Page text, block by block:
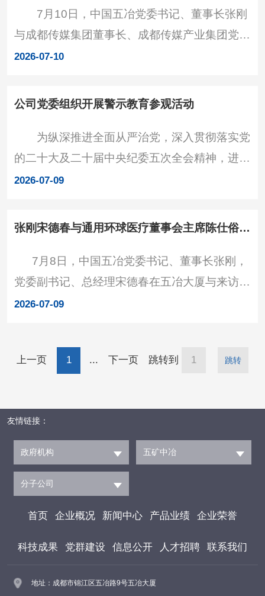
党委委员、纪委书记李鹏通报树立和践行正确政
绩观正反面有关典型案例并主持会议。会议现
场
7月10日，中国五冶党委书记、董事长张刚
与成都传媒集团董事长、成都传媒产业集团党委
书记、董事长曾义举行工作会谈，双方就进一步
员、成都传媒产业集团党委委员、副总经理侯利
对中国五冶的关心支持，并简要介绍了中国五冶
发展情况。他表示，中国五冶是扎根成都六十余
年的投资建设央企，始终服务“
2026-07-10
公司党委组织开展警示教育参观活动
为纵深推进全面从严治党，深入贯彻落实党
的二十大及二十届中央纪委五次全会精神，进一
步引导党员干部树立和践行正确政绩观，7月8
线”为主题，组织领导班子成员、非班子高管、
提拔干部及“80后”骨干、关键岗位人员，并覆盖
路桥公司、八公司、十二公司领导班子及关键岗
位人员等160余人，赴四川省金堂监狱开展实地
2026-07-09
张刚宋德春与通用环球医疗董事会主席陈仕俗、总经理夏畦举行工作会谈
7月8日，中国五冶党委书记、董事长张刚，
党委副书记、总经理宋德春在五冶大厦与来访的
通用技术集团副总经济师、环球医疗董事会主
流。交流现场 张刚、宋德春感谢通用技术集
介绍中国五冶发展情况，他表示，
2026-07-09
上一页 1 ... 下一页 跳转到 跳转
友情链接：
政府机构 五矿中冶
分子公司
首页 企业概况 新闻中心 产品业绩 企业荣誉
科技成果 党群建设 信息公开 人才招聘 联系我们
地址：成都市锦江区五冶路9号五冶大厦